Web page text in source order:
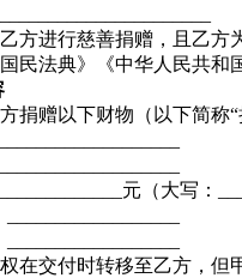
方进行慈善捐赠，且乙方
民法典》《中华人民共和
捐赠以下财物（以下简称“
元（大写：
在交付时转移至乙方，但